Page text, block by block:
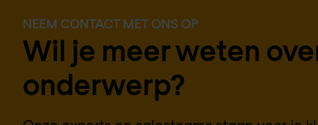
NEEM CONTACT MET ONS OP
Wil je meer weten
onderwerp?